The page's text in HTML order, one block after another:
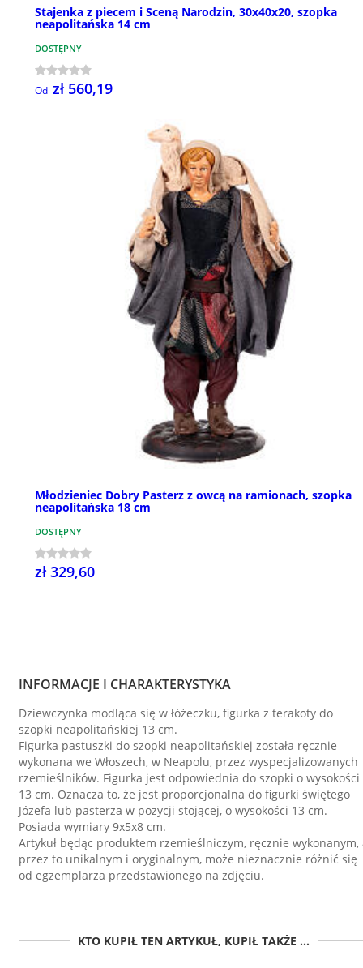
Stajenka z piecem i Sceną Narodzin, 30x40x20, szopka
neapolitańska 14 cm
DOSTĘPNY
Od zł 560,19
Młodzieniec Dobry Pasterz z owcą na ramionach, szopka
neapolitańska 18 cm
DOSTĘPNY
zł 329,60
INFORMACJE I CHARAKTERYSTYKA
Dziewczynka modląca się w łóżeczku, figurka z terakoty do
szopki neapolitańskiej 13 cm.
Figurka pastuszki do szopki neapolitańskiej została ręcznie
wykonana we Włoszech, w Neapolu, przez wyspecjalizowanych
rzemieślników. Figurka jest odpowiednia do szopki o wysokości
13 cm. Oznacza to, że jest proporcjonalna do figurki świętego
Józefa lub pasterza w pozycji stojącej, o wysokości 13 cm.
Posiada wymiary 9x5x8 cm.
Artykuł będąc produktem rzemieślniczym, ręcznie wykonanym,
przez to unikalnym i oryginalnym, może nieznacznie różnić się
od egzemplarza przedstawionego na zdjęciu.
KTO KUPIŁ TEN ARTYKUŁ, KUPIŁ TAKŻE ...